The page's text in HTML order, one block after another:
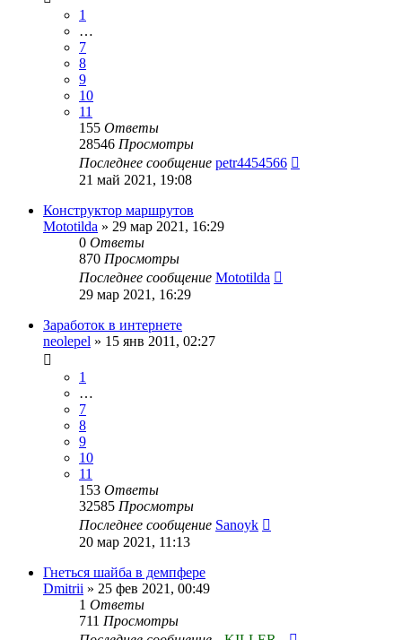
1
…
7
8
9
10
11
155 Ответы
28546 Просмотры
Последнее сообщение petr4454566
21 май 2021, 19:08
Конструктор маршрутов
Mototilda » 29 мар 2021, 16:29
0 Ответы
870 Просмотры
Последнее сообщение Mototilda
29 мар 2021, 16:29
Заработок в интернете
neolepel » 15 янв 2011, 02:27
1
…
7
8
9
10
11
153 Ответы
32585 Просмотры
Последнее сообщение Sanoyk
20 мар 2021, 11:13
Гнеться шайба в демпфере
Dmitrii » 25 фев 2021, 00:49
1 Ответы
711 Просмотры